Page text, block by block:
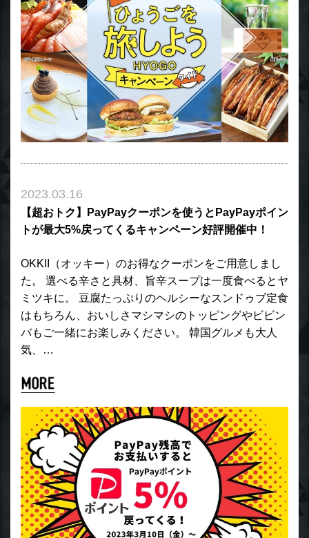
2023.03.16
【超おトク】PayPayクーポンを使うとPayPayポイン
トが最大5%戻ってくるキャンペーン好評開催中！
OKKII（オッキー）のお得なクーポンをご用意しまし
た。 選べる辛さと具材、旨辛スープは一度食べるとヤ
ミツキに。 豆腐たっぷりのヘルシーなスンドゥブ定食
はもちろん、おいしさマシマシのトッピングやビビン
バもご一緒にお楽しみください。 韓国グルメも大人
気、…